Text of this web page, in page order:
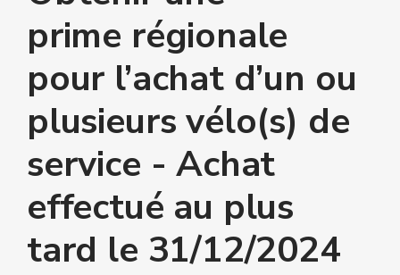
prime régionale
pour l’achat d’un ou
plusieurs vélo(s) de
service - Achat
effectué au plus
tard le 31/12/2024